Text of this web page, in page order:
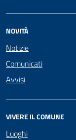
NOVITÀ
Notizie
Comunicati
Avvisi
VIVERE IL COMUNE
Luoghi